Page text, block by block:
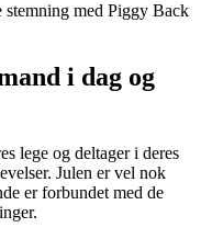
stemning med Piggy Back
i dag og
lege og deltager i deres
Julen er vel nok
er forbundet med de